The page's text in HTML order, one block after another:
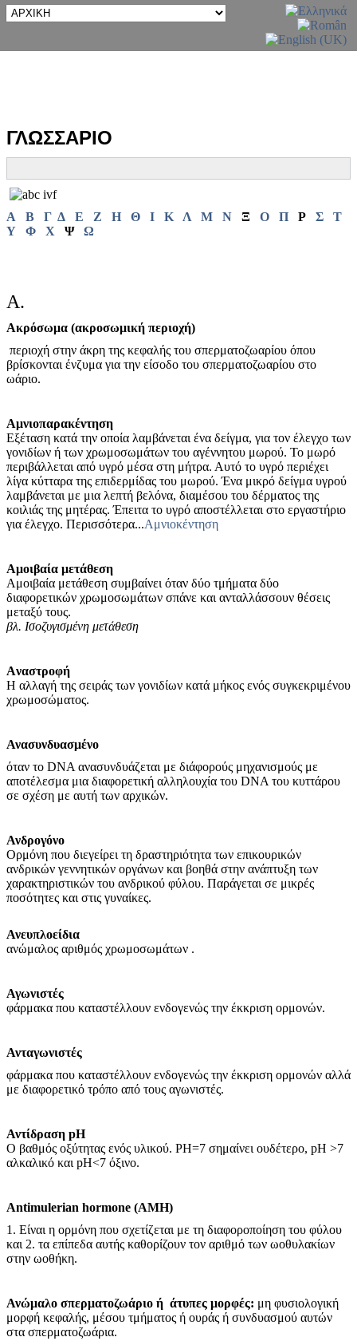
ΓΛΩΣΣΑΡΙΟ
Α Β Γ Δ Ε Ζ Η Θ Ι Κ Λ Μ Ν Ξ Ο Π Ρ Σ
Τ
Υ
Φ Χ Ψ Ω
Α.
Ακρόσωμα (ακροσωμική περιοχή)
περιοχή στην άκρη της κεφαλής του σπερματοζωαρίου όπου
βρίσκονται ένζυμα για την είσοδο του σπερματοζωαρίου στο
ωάριο.
Aμνιοπαρακέντηση
Εξέταση κατά την οποία λαμβάνεται ένα δείγμα, για τον έλεγχο των
γονιδίων ή των χρωμοσωμάτων του αγέννητου μωρού. Το μωρό
περιβάλλεται από υγρό μέσα στη μήτρα. Αυτό το υγρό περιέχει
λίγα κύτταρα της επιδερμίδας του μωρού. Ένα μικρό δείγμα υγρού
λαμβάνεται με μια λεπτή βελόνα, διαμέσου του δέρματος της
κοιλιάς της μητέρας. Έπειτα το υγρό αποστέλλεται στο εργαστήριο
για έλεγχο. Περισσότερα...Αμνιοκέντηση
Aμοιβαία μετάθεση
Αμοιβαία μετάθεση συμβαίνει όταν δύο τμήματα δύο
διαφορετικών χρωμοσωμάτων σπάνε και ανταλλάσσουν θέσεις
μεταξύ τους.
βλ. Ισοζυγισμένη μετάθεση
Aναστροφή
Η αλλαγή της σειράς των γονιδίων κατά μήκος ενός συγκεκριμένου
χρωμοσώματος.
Ανασυνδυασμένο
όταν το DNA ανασυνδυάζεται με διάφορούς μηχανισμούς με
αποτέλεσμα μια διαφορετική αλληλουχία του DNA του κυττάρου
σε σχέση με αυτή των αρχικών.
Ανδρογόνο
Ορμόνη που διεγείρει τη δραστηριότητα των επικουρικών
ανδρικών γεννητικών οργάνων και βοηθά στην ανάπτυξη των
χαρακτηριστικών του ανδρικού φύλου. Παράγεται σε μικρές
ποσότητες και στις γυναίκες.
Ανευπλοείδια
ανώμαλος αριθμός χρωμοσωμάτων .
Αγωνιστές
φάρμακα που καταστέλλουν ενδογενώς την έκκριση ορμονών.
Ανταγωνιστές
φάρμακα που καταστέλλουν ενδογενώς την έκκριση ορμονών αλλά
με διαφορετικό τρόπο από τους αγωνιστές.
Αντίδραση pH
Ο βαθμός οξύτητας ενός υλικού. PH=7 σημαίνει ουδέτερο, pH >7
αλκαλικό και pH<7 όξινο.
Antimulerian hormone (AMH)
1. Είναι η ορμόνη που σχετίζεται με τη διαφοροποίηση του φύλου
και 2. τα επίπεδα αυτής καθορίζουν τον αριθμό των ωοθυλακίων
στην ωοθήκη.
Ανώμαλο σπερματοζωάριο ή άτυπες μορφές: μη φυσιολογική
μορφή κεφαλής, μέσου τμήματος ή ουράς ή συνδυασμού αυτών
στα σπερματοζωάρια.